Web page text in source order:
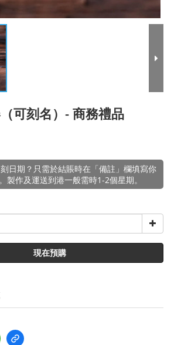
可刻名）- 商務禮品
日期？只需於結賬時在「備註」欄填寫你
製作及運送到港一般需時1-2個星期。
現在預購